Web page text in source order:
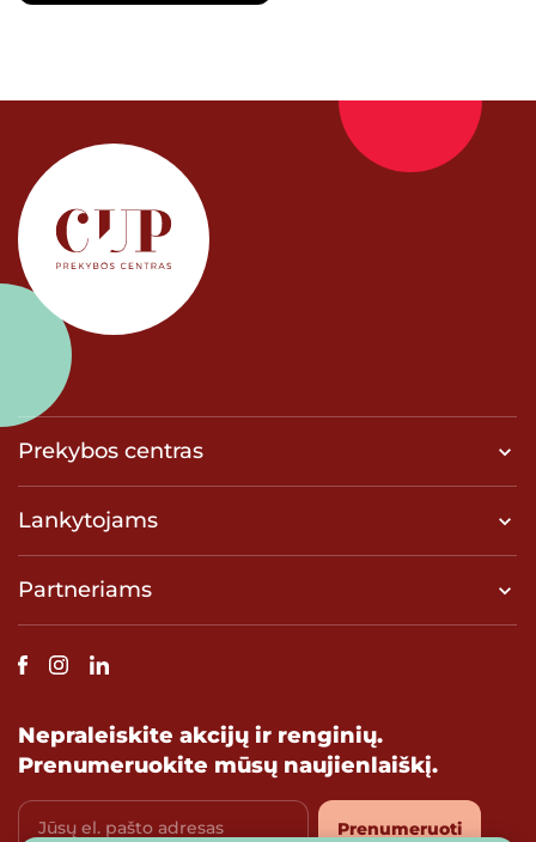
Prekybos centras
Lankytojams
Partneriams
Nepraleiskite akcijų ir renginių.
Prenumeruokite mūsų naujienlaiškį.
Jūsų el. pašto adresas Prenumeruoti